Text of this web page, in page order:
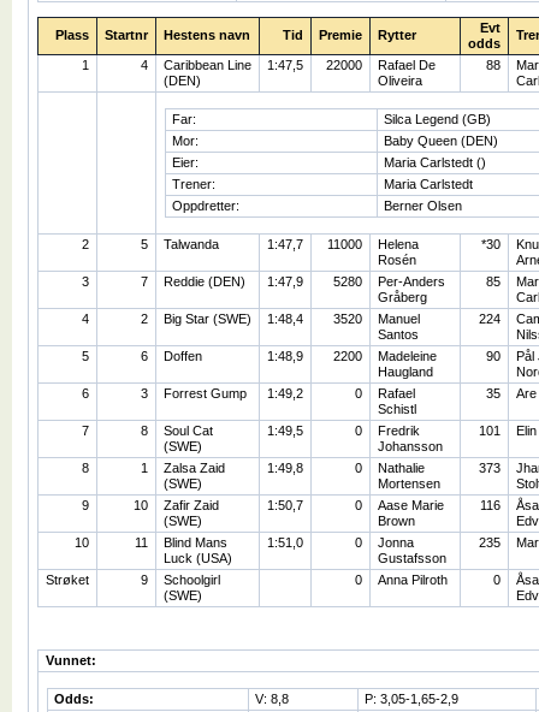
Plass Startnr Hestens navn Tid Premie Rytter
Evt
odds
1 4
Caribbean Line
(DEN)
1:47,5 22000
Rafael De
Oliveira
88
Far:
Silca Legend (GB)
Mor:
Baby Queen (DEN)
Eier:
Maria Carlstedt ()
Trener:
Maria Carlstedt
Oppdretter:
Berner Olsen
2 5 Talwanda 1:47,7 11000
Helena
Rosén
*30
3
7 Reddie (DEN) 1:47,9 5280
Per-Anders
Gråberg
85
4
2 Big Star (SWE) 1:48,4 3520
Manuel
Santos
224
5
6 Doffen 1:48,9 2200
Madeleine
Haugland
90
Pål
6
3 Forrest Gump 1:49,2 0
Rafael
Schistl
35 Are
7 8
Soul Cat
(SWE)
1:49,5 0
Fredrik
Johansson
101
8 1
Zalsa Zaid
(SWE)
1:49,8 0
Nathalie
Mortensen
373
9
10
Zafir Zaid
(SWE)
1:50,7 0
Aase Marie
Brown
116
Åsa
10
11
Blind Mans
Luck (USA)
1:51,0 0
Jonna
Gustafsson
235
Strøket 9
Schoolgirl
(SWE)
0 Anna Pilroth 0
Åsa
Vunnet:
Odds: V: 8,8 P: 3,05-1,65-2,9